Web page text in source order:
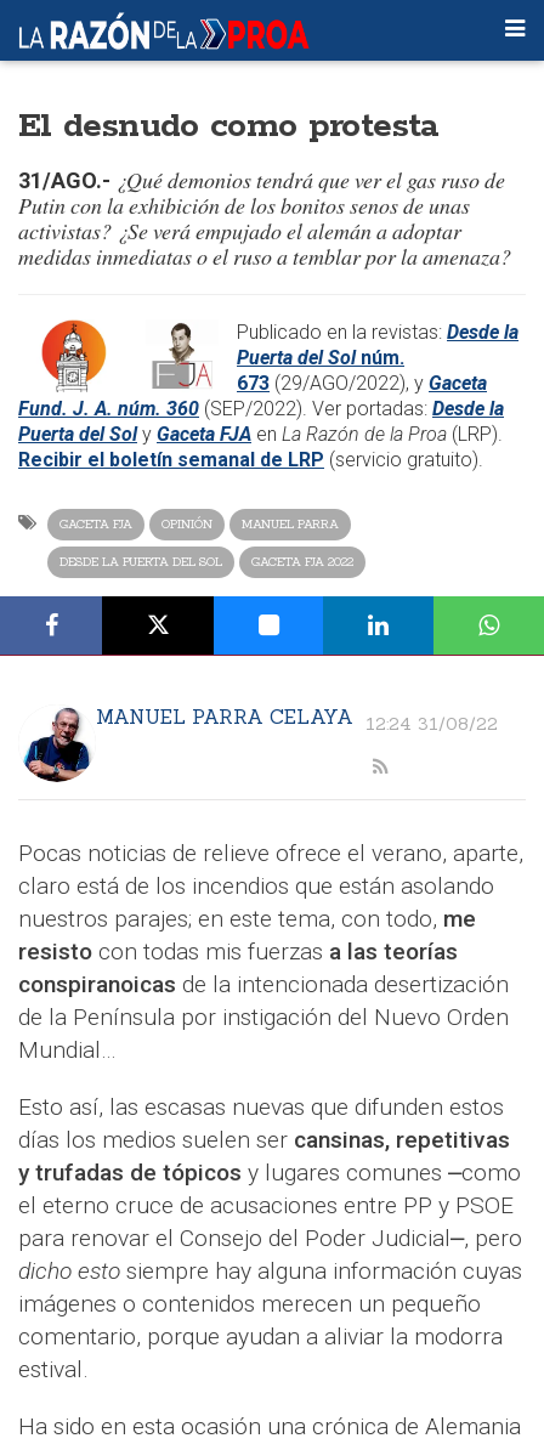
El desnudo como protesta
31/AGO.- ¿Qué demonios tendrá que ver el gas ruso de
Putin con la exhibición de los bonitos senos de unas
activistas? ¿Se verá empujado el alemán a adoptar
medidas inmediatas o el ruso a temblar por la amenaza?
Publicado en la revistas: Desde la
Puerta del Solnúm.
673 (29/AGO/2022), y Gaceta
Fund. J. A. núm. 360 (SEP/2022). Ver portadas: Desde la
Puerta del Soly Gaceta FJA en La Razón de la Proa (LRP).
Recibir el boletín semanal de LRP (servicio gratuito).
GACETA FJA OPINIÓN MANUEL PARRA
DESDE LA PUERTA DEL SOL GACETA FJA 2022
MANUEL PARRA CELAYA 12:24 31/08/22
Pocas noticias de relieve ofrece el verano, aparte,
claro está de los incendios que están asolando
nuestros parajes; en este tema, con todo, me
resisto con todas mis fuerzas a las teorías
conspiranoicas de la intencionada desertización
de la Península por instigación del Nuevo Orden
Mundial…
Esto así, las escasas nuevas que difunden estos
días los medios suelen ser cansinas, repetitivas
y trufadas de tópicos y lugares comunes ⎼como
el eterno cruce de acusaciones entre PP y PSOE
para renovar el Consejo del Poder Judicial⎼, pero
dicho esto siempre hay alguna información cuyas
imágenes o contenidos merecen un pequeño
comentario, porque ayudan a aliviar la modorra
estival.
Ha sido en esta ocasión una crónica de Alemania